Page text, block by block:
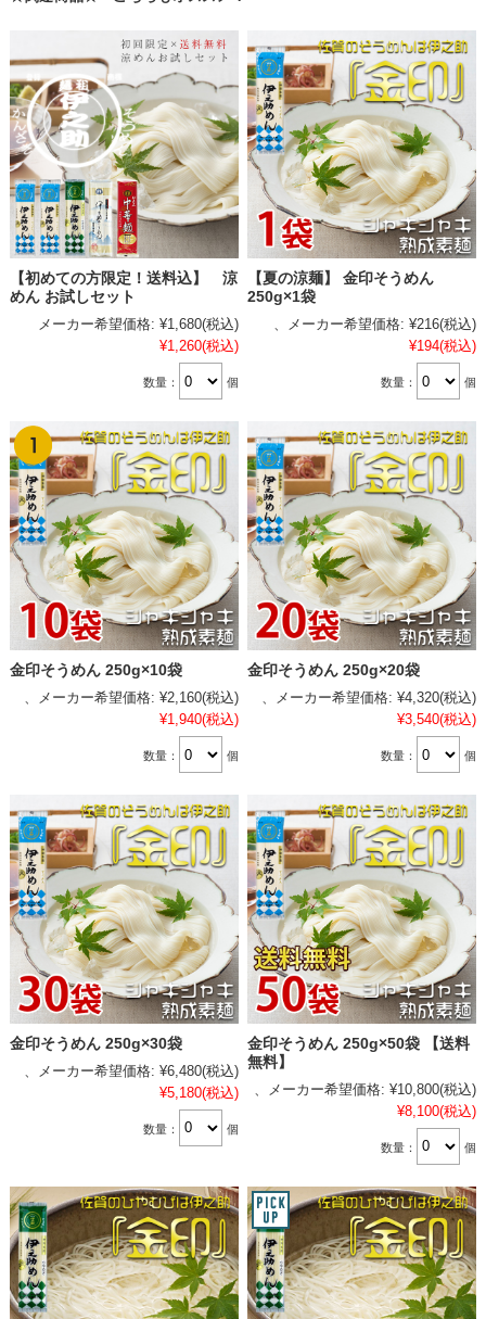
【初めての方限定！送料込】 涼
めん お試しセット
メーカー希望価格: ¥1,680(税込)
¥1,260(税込)
数量： 個
【夏の涼麺】 金印そうめん
250g×1袋
、メーカー希望価格: ¥216(税込)
¥194(税込)
数量： 個
金印そうめん 250g×10袋
、メーカー希望価格: ¥2,160(税込)
¥1,940(税込)
数量： 個
金印そうめん 250g×20袋
、メーカー希望価格: ¥4,320(税込)
¥3,540(税込)
数量： 個
金印そうめん 250g×30袋
、メーカー希望価格: ¥6,480(税込)
¥5,180(税込)
数量： 個
金印そうめん 250g×50袋 【送料
無料】
、メーカー希望価格: ¥10,800(税込)
¥8,100(税込)
数量： 個